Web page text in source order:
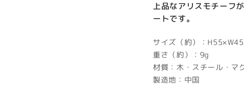
上品なアリスモチーフ
ートです。
サイズ（約）：
重さ（約）：9g
材質：木・スチール・マ
製造地：中国